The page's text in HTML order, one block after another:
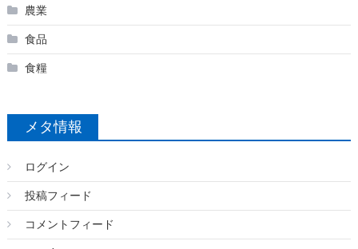
農業
食品
食糧
メタ情報
ログイン
投稿フィード
コメントフィード